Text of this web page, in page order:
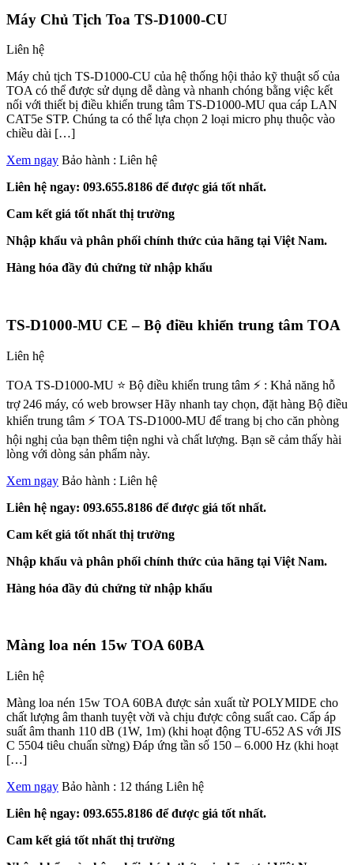
Máy Chủ Tịch Toa TS-D1000-CU
Liên hệ
Máy chủ tịch TS-D1000-CU của hệ thống hội thảo kỹ thuật số của
TOA có thể được sử dụng dễ dàng và nhanh chóng bằng việc kết
nối với thiết bị điều khiển trung tâm TS-D1000-MU qua cáp LAN
CAT5e STP. Chúng ta có thể lựa chọn 2 loại micro phụ thuộc vào
chiều dài […]
Xem ngay Bảo hành : Liên hệ
Liên hệ ngay: 093.655.8186 để được giá tốt nhất.
Cam kết giá tốt nhất thị trường
Nhập khẩu và phân phối chính thức của hãng tại Việt Nam.
Hàng hóa đầy đủ chứng từ nhập khẩu
TS-D1000-MU CE – Bộ điều khiển trung tâm TOA
Liên hệ
TOA TS-D1000-MU ⭐ Bộ điều khiển trung tâm ⚡ : Khả năng hỗ
trợ 246 máy, có web browser Hãy nhanh tay chọn, đặt hàng Bộ điều
khiển trung tâm ⚡ TOA TS-D1000-MU để trang bị cho căn phòng
hội nghị của bạn thêm tiện nghi và chất lượng. Bạn sẽ cảm thấy hài
lòng với dòng sản phẩm này.
Xem ngay Bảo hành : Liên hệ
Liên hệ ngay: 093.655.8186 để được giá tốt nhất.
Cam kết giá tốt nhất thị trường
Nhập khẩu và phân phối chính thức của hãng tại Việt Nam.
Hàng hóa đầy đủ chứng từ nhập khẩu
Màng loa nén 15w TOA 60BA
Liên hệ
Màng loa nén 15w TOA 60BA được sản xuất từ POLYMIDE cho
chất lượng âm thanh tuyệt vời và chịu được công suất cao. Cấp áp
suất âm thanh 110 dB (1W, 1m) (khi hoạt động TU-652 AS với JIS
C 5504 tiêu chuẩn sừng) Đáp ứng tần số 150 – 6.000 Hz (khi hoạt
[…]
Xem ngay Bảo hành : 12 tháng Liên hệ
Liên hệ ngay: 093.655.8186 để được giá tốt nhất.
Cam kết giá tốt nhất thị trường